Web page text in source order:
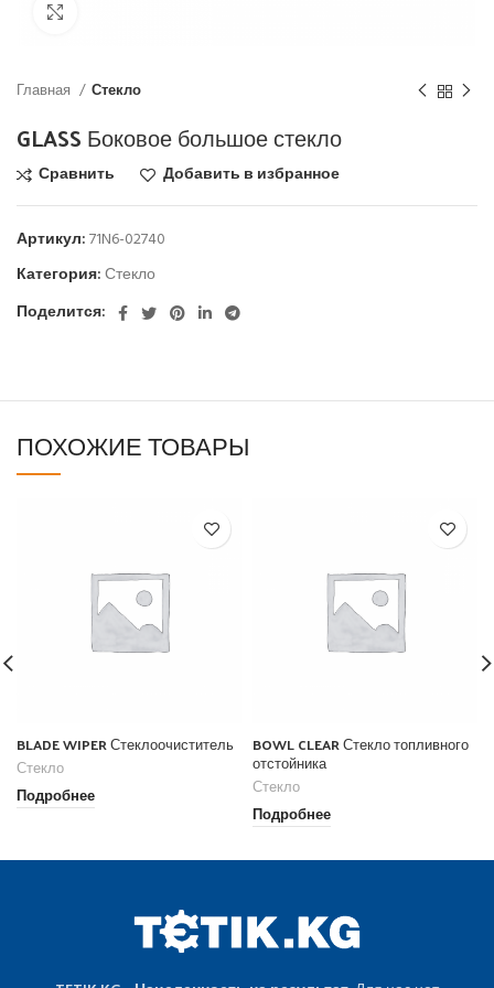
Главная Стекло
GLASS Боковое большое стекло
Сравнить Добавить в избранное
Артикул:71N6-02740
Категория:Стекло
Поделится:
ПОХОЖИЕ ТОВАРЫ
BLADE WIPER Стеклоочиститель
Стекло
Подробнее
BOWL CLEAR Стекло топливного
отстойника
Стекло
Подробнее